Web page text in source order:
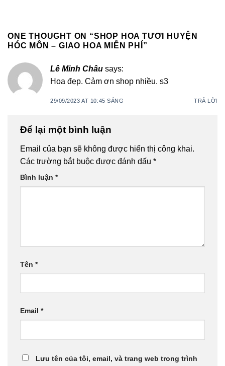
ONE THOUGHT ON “SHOP HOA TƯƠI HUYỆN
HÓC MÔN – GIAO HOA MIỄN PHÍ ”
Lê Minh Châu says:
Hoa đẹp. Cảm ơn shop nhiều. s3
29/09/2023 AT 10:45 SÁNG TRẢ LỜI
Để lại một bình luận
Email của bạn sẽ không được hiển thị công khai.
Các trường bắt buộc được đánh dấu *
Bình luận *
Tên *
Email *
Lưu tên của tôi, email, và trang web trong trình